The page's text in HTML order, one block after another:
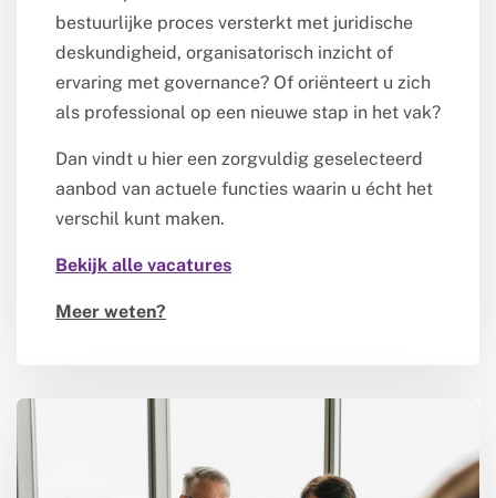
bestuurlijke proces versterkt met juridische
deskundigheid, organisatorisch inzicht of
ervaring met governance? Of oriënteert u zich
als professional op een nieuwe stap in het vak?
Dan vindt u hier een zorgvuldig geselecteerd
aanbod van actuele functies waarin u écht het
verschil kunt maken.
Bekijk alle vacatures
Meer weten?